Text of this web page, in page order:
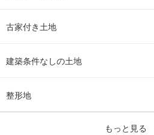
古家付き土地
建築条件なしの土地
整形地
もっと見る